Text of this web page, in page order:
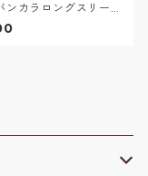
カラロングスリーブ
＃２ 白